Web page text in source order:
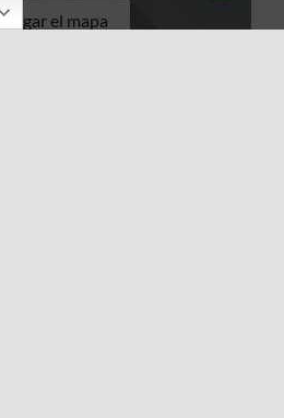
Cargar el mapa